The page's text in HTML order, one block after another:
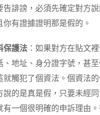
告誹謗，必須先確定對方
你有證據證明那是假的。
保護法 ：如果對方在貼文
、地址、身分證字號，甚
就觸犯了個資法。個資法
說的是真是假，只要未經
有一個很明確的申訴理由